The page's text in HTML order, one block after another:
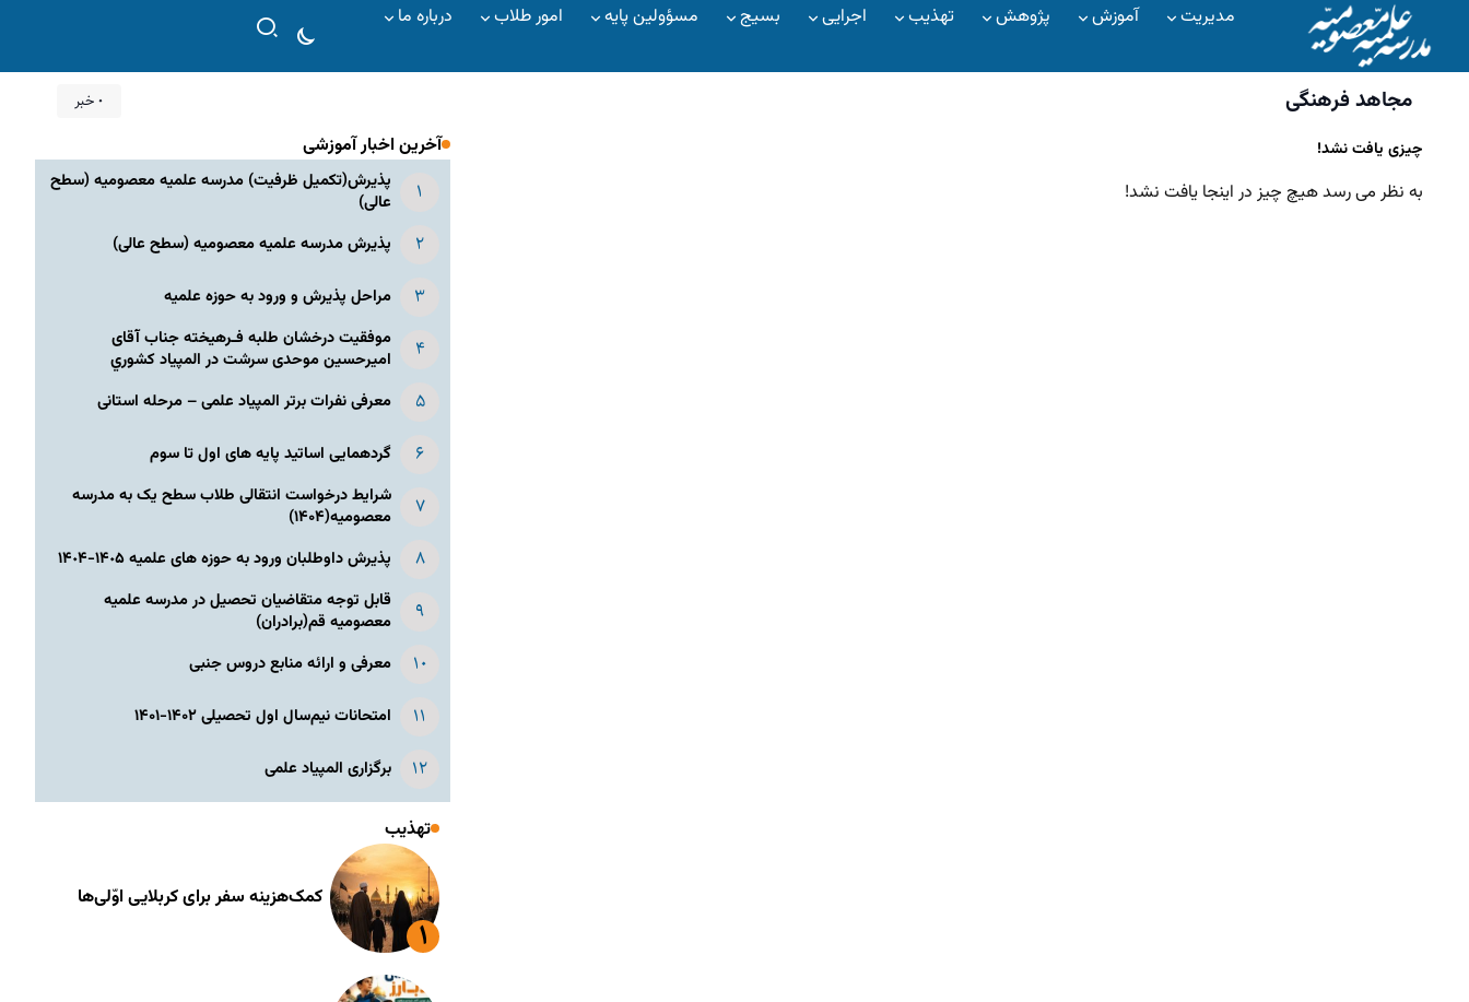
مدیریت آموزش پژوهش تهذیب اجرایی بسیج مسؤولین پایه امور طلاب درباره ما
مجاهد فرهنگی ۰ خبر
چیزی یافت نشد!
به نظر می رسد هیچ چیز در اینجا یافت نشد!
آخرین اخبار آموزشی
پذیرش(تکمیل ظرفیت) مدرسه علمیه معصومیه‌ (سطح
عالی)
پذیرش مدرسه علمیه معصومیه‌ (سطح عالی)
مراحل پذیرش و ورود به حوزه علمیه
موفقیت درخشان طلبه فـرهیخته جناب آقای
امیرحسین موحدی سرشت در المپياد كشوري
معرفی نفرات برتر المپیاد علمی – مرحله استانی
گردهمایی اساتید پایه های اول تا سوم
شرایط درخواست انتقالی طلاب سطح یک به مدرسه
معصومیه(۱۴۰۴)
پذیرش داوطلبان ورود به حوزه های علمیه ١۴٠۵-١۴٠۴
قابل توجه متقاضیان تحصیل در مدرسه علمیه
معصومیه قم(برادران)
معرفی و ارائه منابع دروس جنبی
امتحانات نیم‌سال اول تحصیلی ۱۴۰۲-۱۴۰۱
برگزاری المپیاد علمی
تهذیب
کمک‌هزینه سفر برای کربلایی اوّلی‌ها